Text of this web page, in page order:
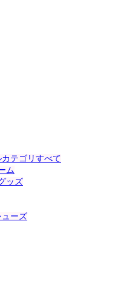
テゴリすべて
ム
ッズ
ーズ